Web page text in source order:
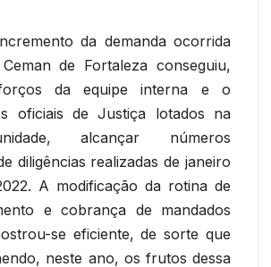
da demanda ocorrida
de Fortaleza conseguiu,
da equipe interna e o
oficiais de Justiça lotados na
alcançar números
diligências realizadas de janeiro
A modificação da rotina de
e cobrança de mandados
se eficiente, de sorte que
neste ano, os frutos dessa